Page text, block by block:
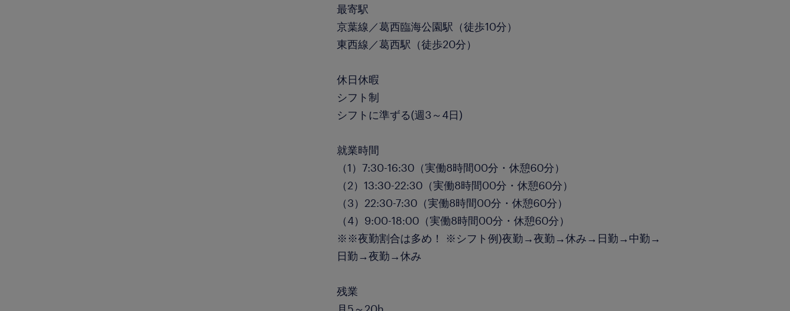
最寄駅
京葉線／葛西臨海公園駅（徒歩10分）
東西線／葛西駅（徒歩20分）
休日休暇
シフト制
シフトに準ずる(週3～4日)
就業時間
（1）7:30-16:30（実働8時間00分・休憩60分）
（2）13:30-22:30（実働8時間00分・休憩60分）
（3）22:30-7:30（実働8時間00分・休憩60分）
（4）9:00-18:00（実働8時間00分・休憩60分）
※※夜勤割合は多め！ ※シフト例)夜勤→夜勤→休み→日勤→中勤→
日勤→夜勤→休み
残業